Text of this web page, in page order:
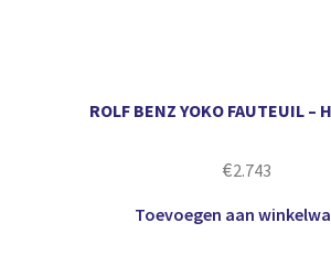
ROLF BENZ YOKO FAUTEUIL –
€2.743
Toevoegen aan